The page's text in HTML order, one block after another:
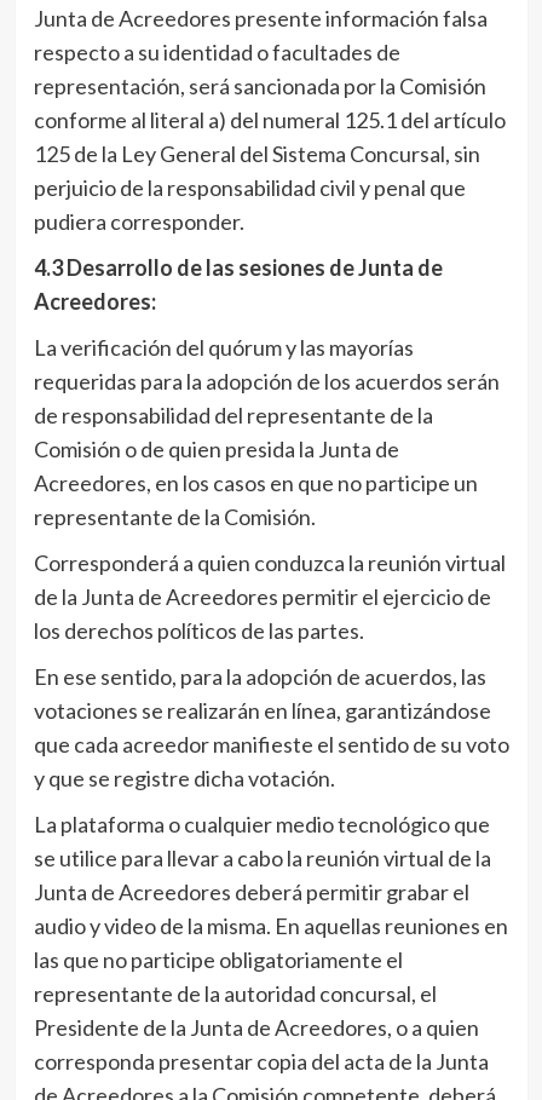
Junta de Acreedores presente información falsa
respecto a su identidad o facultades de
representación, será sancionada por la Comisión
conforme al literal a) del numeral 125.1 del artículo
125 de la Ley General del Sistema Concursal, sin
perjuicio de la responsabilidad civil y penal que
pudiera corresponder.
4.3 Desarrollo de las sesiones de Junta de
Acreedores:
La verificación del quórum y las mayorías
requeridas para la adopción de los acuerdos serán
de responsabilidad del representante de la
Comisión o de quien presida la Junta de
Acreedores, en los casos en que no participe un
representante de la Comisión.
Corresponderá a quien conduzca la reunión virtual
de la Junta de Acreedores permitir el ejercicio de
los derechos políticos de las partes.
En ese sentido, para la adopción de acuerdos, las
votaciones se realizarán en línea, garantizándose
que cada acreedor manifieste el sentido de su voto
y que se registre dicha votación.
La plataforma o cualquier medio tecnológico que
se utilice para llevar a cabo la reunión virtual de la
Junta de Acreedores deberá permitir grabar el
audio y video de la misma. En aquellas reuniones en
las que no participe obligatoriamente el
representante de la autoridad concursal, el
Presidente de la Junta de Acreedores, o a quien
corresponda presentar copia del acta de la Junta